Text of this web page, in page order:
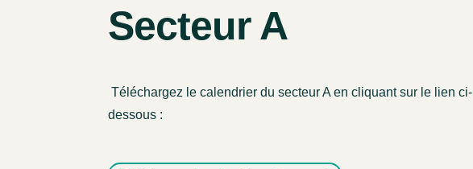
Secteur A
Téléchargez le calendrier du secteur A en cliquant sur le lien ci-
dessous :